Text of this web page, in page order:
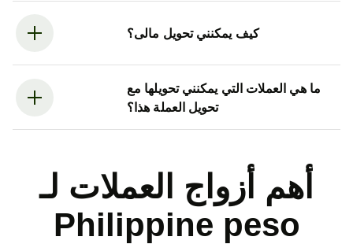
كيف يمكنني تحويل مالى؟
ما هي العملات التي يمكنني تحويلها مع
تحويل العملة هذا؟
أهم أزواج العملات لـ
Philippine peso